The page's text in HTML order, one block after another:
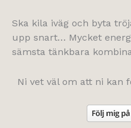
Ska kila iväg och byta
upp snart… Mycket
sämsta tänkbara
Ni vet väl om att ni kan